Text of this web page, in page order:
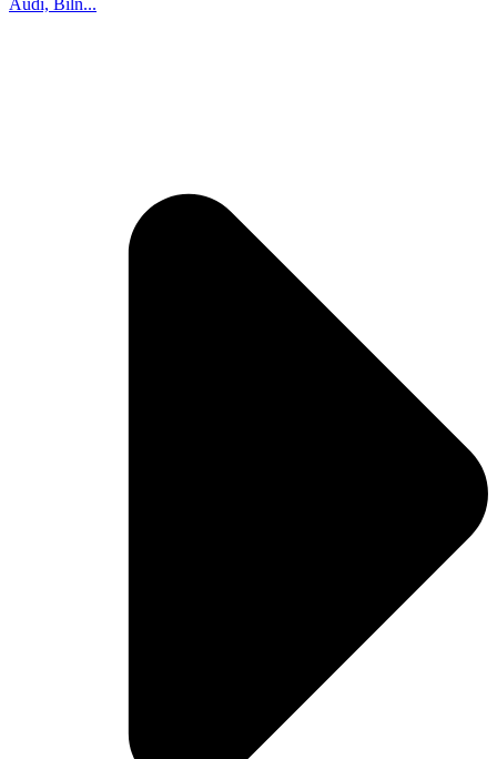
Audi, Biln...